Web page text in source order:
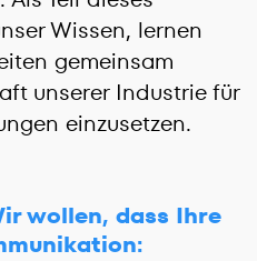
Wissen, lernen
gemeinsam
unserer Industrie für
einzusetzen.
wollen, dass Ihre